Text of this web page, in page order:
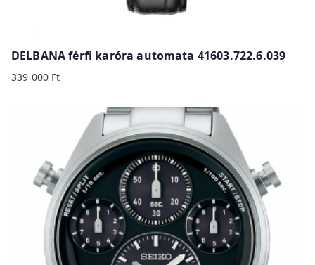
DELBANA férfi karóra automata 41603.722.6.039
339 000 Ft